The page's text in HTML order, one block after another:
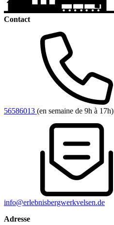
Contact
56586013 (en semaine de 9h à 17h)
info@erlebnisbergwerkvelsen.de
Adresse